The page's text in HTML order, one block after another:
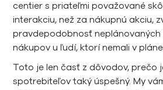
centier s priateľmi považované
interakciu, než za nákupnú akciu,
pravdepodobnosť neplánovaných
nákupov u ľudí, ktorí nemali v
Toto je len časť z dôvodov, prečo
spotrebiteľov taký úspešný. My